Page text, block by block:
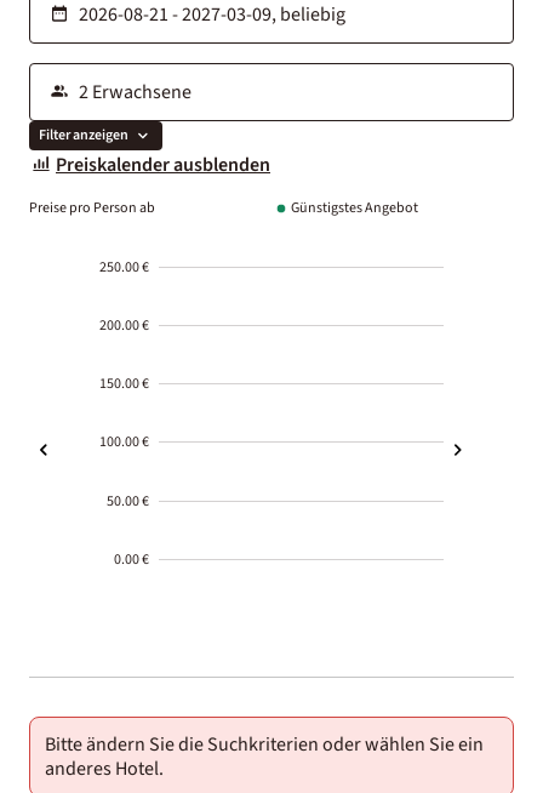
Filter anzeigen
Preiskalender ausblenden
Preise pro Person ab Günstigstes Angebot
250.00 €
200.00 €
150.00 €
100.00 €
50.00 €
0.00 €
01-02
Bitte ändern Sie die Suchkriterien oder wählen Sie ein
anderes Hotel.